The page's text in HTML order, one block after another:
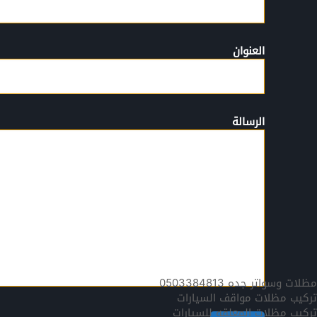
العنوان
الرسالة
مظلات وسواتر جده 0503384813
تركيب مظلات مواقف السيارات
تركيب مظلات المعلقه للسيارات